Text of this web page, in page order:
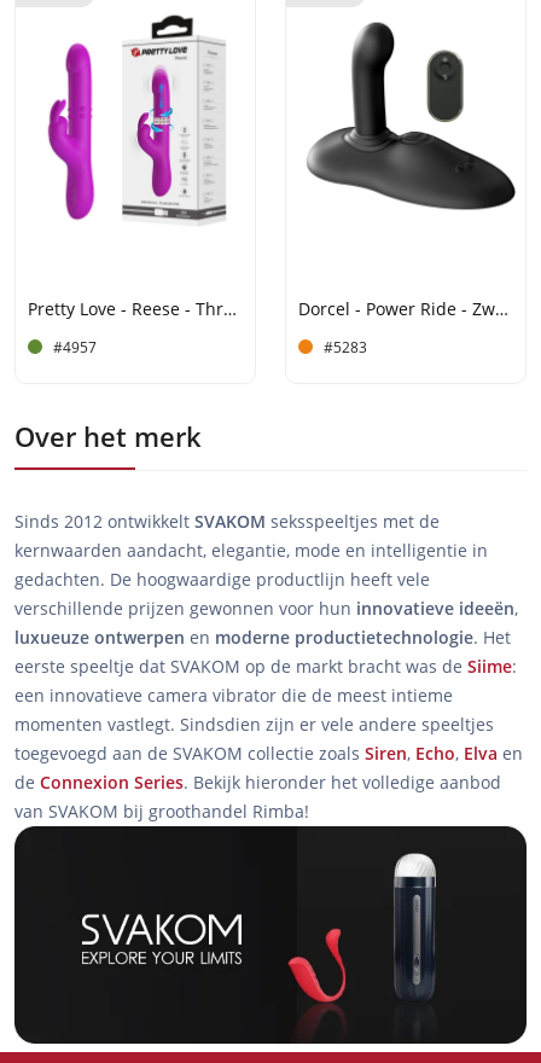
Pretty Love - Reese - Thrusting Rabbit Vibrator - Roze
#4957
Dorcel - Power Ride - Zwart
#5283
Over het merk
Sinds 2012 ontwikkelt SVAKOM seksspeeltjes met de
kernwaarden aandacht, elegantie, mode en intelligentie in
gedachten. De hoogwaardige productlijn heeft vele
verschillende prijzen gewonnen voor hun innovatieve ideeën,
luxueuze ontwerpen en moderne productietechnologie. Het
eerste speeltje dat SVAKOM op de markt bracht was de Siime:
een innovatieve camera vibrator die de meest intieme
momenten vastlegt. Sindsdien zijn er vele andere speeltjes
toegevoegd aan de SVAKOM collectie zoals Siren, Echo, Elva en
de Connexion Series. Bekijk hieronder het volledige aanbod
van SVAKOM bij groothandel Rimba!